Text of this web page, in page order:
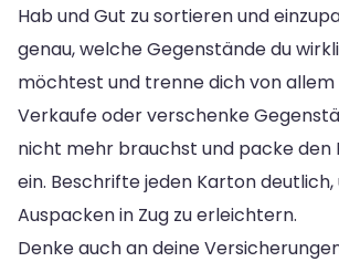
Hab und Gut zu sortieren und
genau, welche Gegenstände du
möchtest und trenne dich von allem
Verkaufe oder verschenke
nicht mehr brauchst und packe den
ein. Beschrifte jeden Karton deutlich,
Auspacken in Zug zu erleichtern.
Denke auch an deine